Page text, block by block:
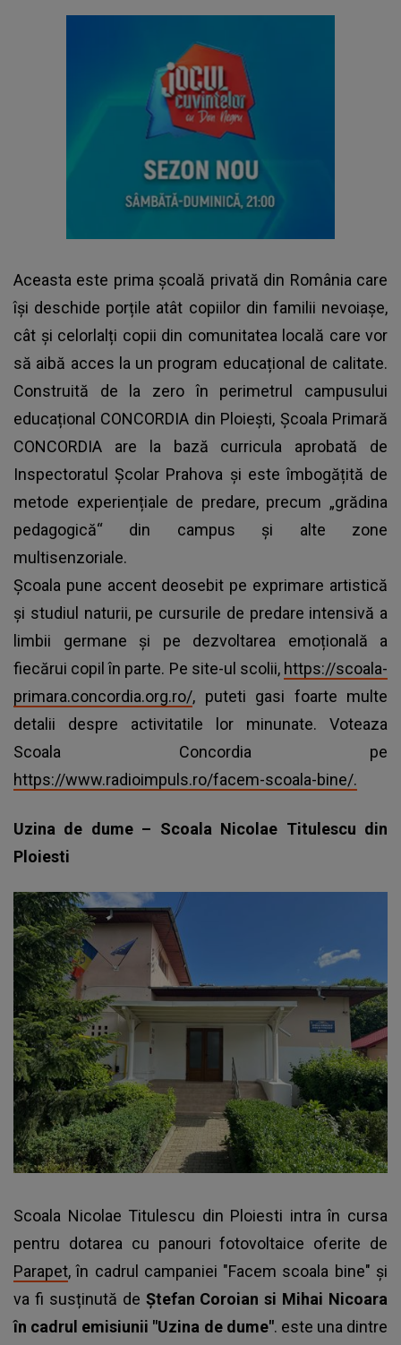
Aceasta este prima școală privată din România care
își deschide porțile atât copiilor din familii nevoiașe,
cât și celorlalți copii din comunitatea locală care vor
să aibă acces la un program educațional de calitate.
Construită de la zero în perimetrul campusului
educațional CONCORDIA din Ploiești, Școala Primară
CONCORDIA are la bază curricula aprobată de
Inspectoratul Şcolar Prahova și este îmbogățită de
metode experiențiale de predare, precum „grădina
pedagogică“ din campus și alte zone
multisenzoriale.
Școala pune accent deosebit pe exprimare artistică
şi studiul naturii, pe cursurile de predare intensivă a
limbii germane și pe dezvoltarea emoțională a
fiecărui copil în parte. Pe site-ul scolii, https://scoala-
primara.concordia.org.ro/, puteti gasi foarte multe
detalii despre activitatile lor minunate. Voteaza
Scoala Concordia pe
https://www.radioimpuls.ro/facem-scoala-bine/.
Uzina de dume – Scoala Nicolae Titulescu din
Ploiesti
Scoala Nicolae Titulescu din Ploiesti intra în cursa
pentru dotarea cu panouri fotovoltaice oferite de
Parapet, în cadrul campaniei "Facem scoala bine" și
va fi susținută de Ștefan Coroian si Mihai Nicoara
în cadrul emisiunii "Uzina de dume". este una dintre